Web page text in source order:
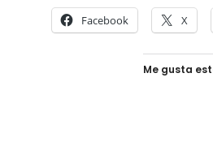
Facebook X
Me gusta